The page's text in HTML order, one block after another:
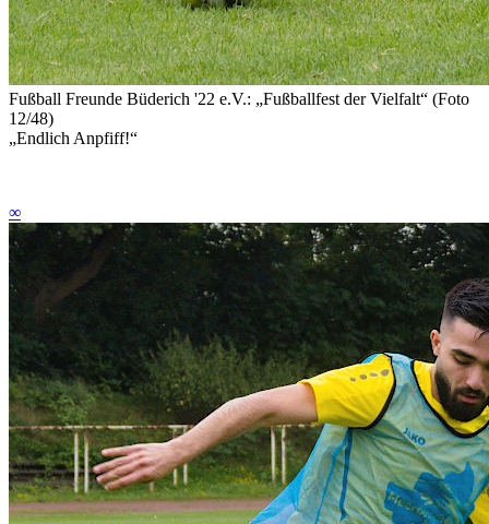
Fußball Freunde Büderich '22 e.V.: „Fußballfest der Vielfalt“ (Foto
12/48)
„Endlich Anpfiff!“
∞